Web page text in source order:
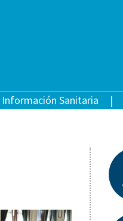
Información Sanitaria